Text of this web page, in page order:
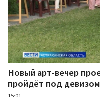
Новый арт-вечер
пройдёт под
15:01